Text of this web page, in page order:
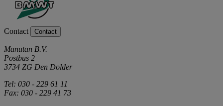
Contact Contact
Manutan B.V.
Postbus 2
3734 ZG Den Dolder
Tel: 030 - 229 61 11
Fax: 030 - 229 41 73